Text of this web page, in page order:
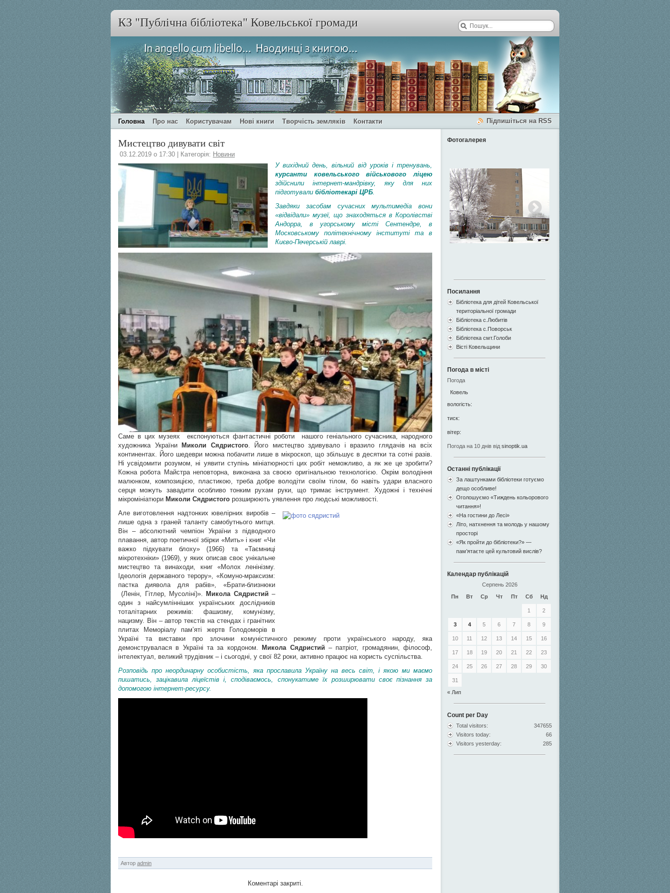
КЗ "Публічна бібліотека" Ковельської громади
Головна Про нас Користувачам Нові книги Творчість земляків Контакти Підпишіться на RSS
Мистецтво дивувати світ
03.12.2019 о 17:30 | Категорія: Новини
У вихідний день, вільний від уроків і тренувань,
курсанти ковельського військового ліцею
здійснили інтернет-мандрівку, яку для них
підготували бібліотекарі ЦРБ.
Завдяки засобам сучасних мультимедіа вони
«відвідали» музеї, що знаходяться в Королівстві
Андорра, в угорському місті Сентендре, в
Московському політехнічному інституті та в
Києво-Печерській лаврі.
Саме в цих музеях експонуються фантастичні роботи нашого геніального сучасника, народного
художника України
Миколи Сядристого. Його мистецтво здивувало і вразило глядачів на всіх
континентах. Його шедеври можна побачити лише в мікроскоп, що збільшує в десятки та сотні разів.
Ні усвідомити розумом, ні уявити ступінь мініатюрності цих робіт неможливо, а як же це зробити?
Кожна робота Майстра неповторна, виконана за своєю оригінальною технологією. Окрім володіння
малюнком, композицією, пластикою, треба добре володіти своїм тілом, бо навіть удари власного
серця можуть завадити особливо тонким рухам руки, що тримає інструмент. Художні і технічні
мікромініатюри Миколи Сядристого розширюють уявлення про людські можливості.
Але виготовлення надтонких ювелірних виробів –
лише одна з граней таланту самобутнього митця.
Він – абсолютний чемпіон України з підводного
плавання, автор поетичної збірки «Мить» і книг «Чи
важко підкувати блоху» (1966) та «Таємниці
мікротехніки» (1969), у яких описав своє унікальне
мистецтво та винаходи, книг «Молох ленінізму.
Ідеологія державного терору», «Комуно-мраксизм:
пастка диявола для рабів», «Брати-близнюки
(Ленін, Гітлер, Мусоліні)». Микола Сядристий –
один з найсумлінніших українських дослідників
тоталітарних режимів: фашизму, комунізму,
нацизму. Він – автор текстів на стендах і гранітних
плитах Меморіалу пам’яті жертв Голодоморів в
Україні та виставки про злочини комуністичного режиму проти українського народу, яка
демонструвалася в Україні та за кордоном.
Микола Сядристий – патріот, громадянин, філософ,
інтелектуал, великий трудівник – і сьогодні, у свої 82 роки, активно працює на користь суспільства.
Розповідь про неординарну особистість, яка прославила Україну на весь світ, і якою ми маємо
пишатись, зацікавила ліцеїстів і, сподіваємось, спонукатиме їх розширювати своє пізнання за
допомогою інтернет-ресурсу.
Автор admin
Коментарі закриті.
Фотогалерея
Посилання
Бібліотека для дітей Ковельської
територіальної громади
Бібліотека с.Любитів
Бібліотека с.Поворськ
Бібліотека смт.Голоби
Вісті Ковельщини
Погода в місті
Погода
Ковель
вологість:
тиск:
вітер:
Погода на 10 днів від sinoptik.ua
Останні публікації
За лаштунками бібліотеки готуємо
дещо особливе!
Оголошуємо «Тиждень кольорового
читання»!
«На гостини до Лесі»
Літо, натхнення та молодь у нашому
просторі
«Як пройти до бібліотеки?» —
пам’ятаєте цей культовий вислів?
Календар публікацій
Серпень 2026
Пн
Вт Ср Чт Пт Сб Нд
1 2
3 4 5 6 7 8 9
10 11 12 13 14 15 16
17 18 19 20 21 22 23
24 25 26 27 28 29 30
31
« Лип
Count per Day
347655
Total visitors:
66
Visitors today:
285
Visitors yesterday: